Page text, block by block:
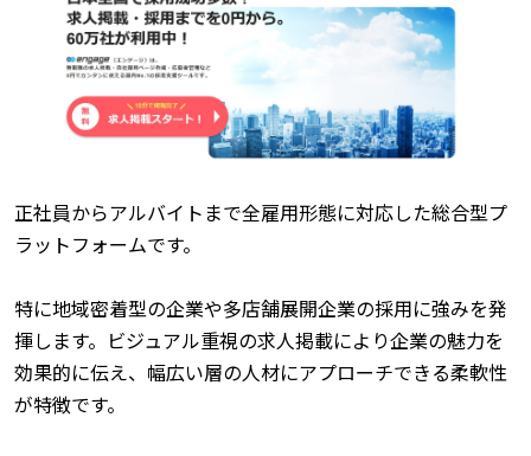
正社員からアルバイトまで全雇用形態に対応した総合型プ
ラットフォームです。
特に地域密着型の企業や多店舗展開企業の採用に強みを発
揮します。ビジュアル重視の求人掲載により企業の魅力を
効果的に伝え、幅広い層の人材にアプローチできる柔軟性
が特徴です。